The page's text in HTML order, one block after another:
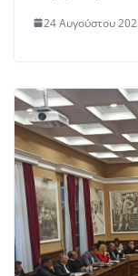
24 Αυγούστου